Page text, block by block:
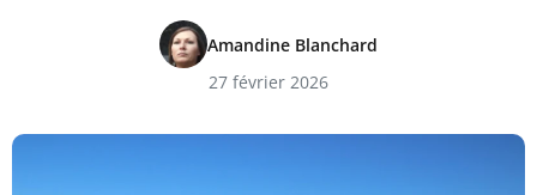
Amandine Blanchard
27 février 2026